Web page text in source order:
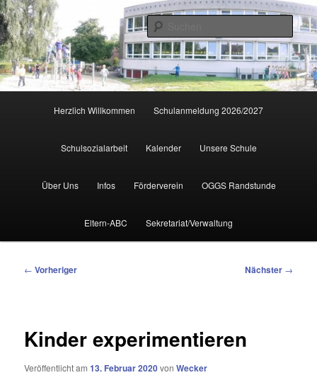
Zum
primären
Inhalt
springen
Herzlich Willkommen Schulanmeldung 2026/2027
Schulsozialarbeit Kalender Unsere Schule
Über Uns Infos Förderverein OGGS Randstunde
Eltern-ABC Sekretariat/Verwaltung
Beitragsnavigation
← Vorheriger Nächster →
Kinder experimentieren
Veröffentlicht am13. Februar 2020vonWecker